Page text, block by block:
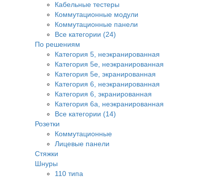
Кабельные тестеры
Коммутационные модули
Коммутационные панели
Все категории (24)
По решениям
Категория 5, неэкранированная
Категория 5е, неэкранированная
Категория 5е, экранированная
Категория 6, неэкранированная
Категория 6, экранированная
Категория 6а, неэкранированная
Все категории (14)
Розетки
Коммутационные
Лицевые панели
Стяжки
Шнуры
110 типа